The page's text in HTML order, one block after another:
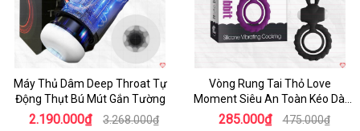
Máy Thủ Dâm Deep Throat Tự
Động Thụt Bú Mút Gắn Tường
2.190.000₫ 3.268.000₫
Vòng Rung Tai Thỏ Love
Moment Siêu An Toàn Kéo Dài
Thời Gian
285.000₫ 475.000₫